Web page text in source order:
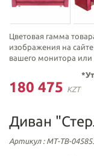
Цветовая гамма
изображения на
вашего монитора или
180 475 KZT
Диван
Артикул: МТ-ТВ-